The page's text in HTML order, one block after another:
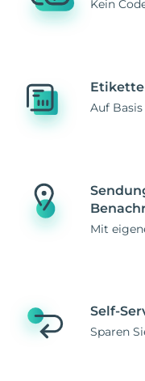
Kein
Auf
Mit
Self-
Sparen